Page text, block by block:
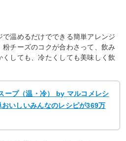
温めるだけでできる簡単アレンジ
チーズのコクが合わさって、飲み
しても、冷たくしても美味しく飲
ープ（温・冷） by マルコメレシ
いしいみんなのレシピが369万